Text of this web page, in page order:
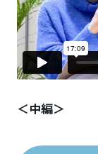
＜中編＞